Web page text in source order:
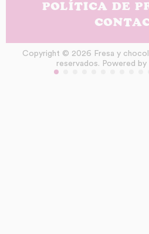
POLÍTICA DE
Copyright © 2026 Fresa y
reservados. Powered by